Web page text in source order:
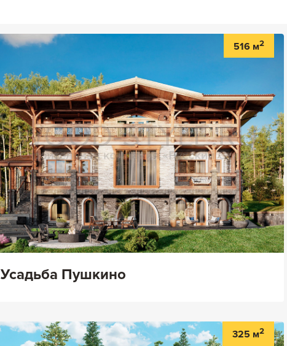
516 м2
Усадьба Пушкино
325 м2